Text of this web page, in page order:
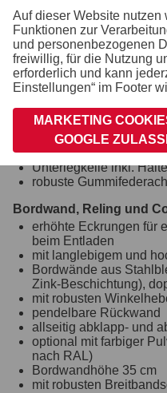
Batterie inkl.
seperater Box montiert
zusätzliche
Einhängemöglichkeiten
montierte
und Netzen
Räder und Achsen
wartungsfreie
stoßfeste
Unterlegkeile inkl.
robuste
Bordwand, Reling und
erhöhte Eckrungen für
beim Entladen
mit langlebigem und
Bordwände aus
Zink-Beschichtung),
mit robusten
pendelbare Rückwand
allseitig abklapp- und
optional mit farbiger
nach RAL)
Bordwandhöhe 35 cm
mit robusten
Auf dieser Website
Funktionen zur
und personenbezogenen
freiwillig, für die Nutzung
erforderlich und kann
Einstellungen“ im Footer
MARKETING
GOOGLE